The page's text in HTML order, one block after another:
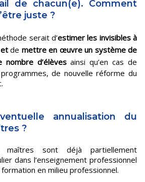
de chacun(e). Comment
juste ?
serait d’estimer les invisibles à
de mettre en œuvre un système de
nombre d’élèvesainsi qu’en cas de
de nouvelle réforme du
annualisation du
?
sont déjà partiellement
dans l’enseignement professionnel
en milieu professionnel.